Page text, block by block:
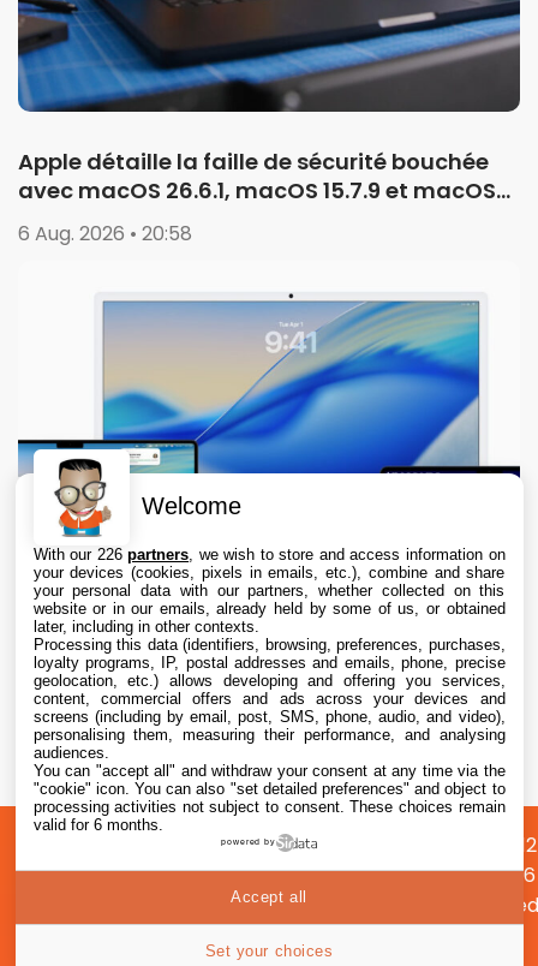
Apple détaille la faille de sécurité bouchée
avec macOS 26.6.1, macOS 15.7.9 et macOS
14.8.9
6 Aug. 2026 • 20:58
macOS 26.6.1 est disponible, avec macOS
15.7.9 et macOS 14.8.9
6 Aug. 2026 • 19:55
propos
Préférences
cookies
Confidentialité
©
2026
|
Welcome
With our 226partners , we wish to store and access information on
your devices (cookies, pixels in emails, etc.), combine and share
your personal data with our partners, whether collected on this
website or in our emails, already held by some of us, or obtained
later, including in other contexts.
Processing this data (identifiers, browsing, preferences, purchases,
loyalty programs, IP, postal addresses and emails, phone, precise
geolocation, etc.) allows developing and offering you services,
content, commercial offers and ads across your devices and
screens (including by email, post, SMS, phone, audio, and video),
personalising them, measuring their performance, and analysing
audiences.
You can "accept all" and withdraw your consent at any time via the
"cookie" icon. You can also "set detailed preferences" and object to
processing activities not subject to consent. These choices remain
valid for 6 months.
powered by
Set your choices
Accept all